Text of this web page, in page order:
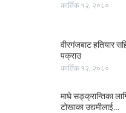
कार्तिक १२, २०८०
वीरगंजबाट हतियार
पक्राउ
कार्तिक १२, २०८०
माघे सङ्क्रान्तिका
टोखाका उद्यमीलाई…